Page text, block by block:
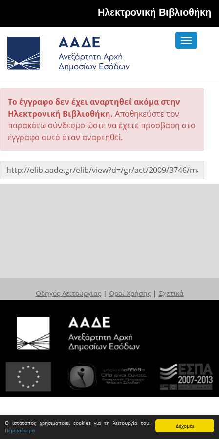
Δέχομαι
Ο ιστότοπος χρησιμοποιεί cookies για τη λειτουργία του.
Περισσότερα
Hλεκτρονική Βιβλιοθήκη
Toggle
Το έγγραφο δεν έχει αναρτηθεί ακόμα στην
Ηλεκτρονική Βιβλιοθήκη. Αποθηκεύστε τον
παρακάτω σύνδεσμο ώστε να έχετε πρόσβαση στο
έγγραφο αυτό όταν αναρτηθεί.
Οδηγός Λειτουργίας | Όροι Χρήσης | Σχετικά